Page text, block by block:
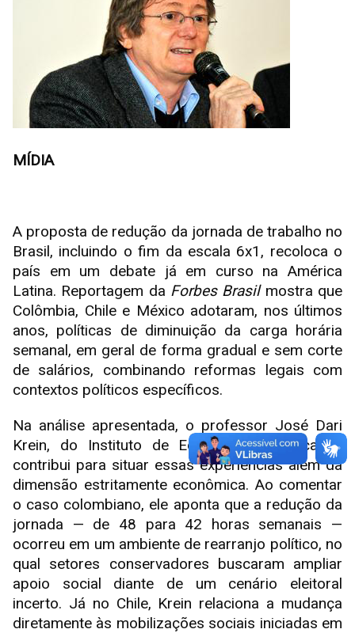
MÍDIA
A proposta de redução da jornada de trabalho no
Brasil, incluindo o fim da escala 6x1, recoloca o
país em um debate já em curso na América
Latina. Reportagem da Forbes Brasilmostra que
Colômbia, Chile e México adotaram, nos últimos
anos, políticas de diminuição da carga horária
semanal, em geral de forma gradual e sem corte
de salários, combinando reformas legais com
contextos políticos específicos.
Na análise apresentada, o professor José Dari
Krein, do Instituto de Economia da Unicamp,
contribui para situar essas experiências além da
dimensão estritamente econômica. Ao comentar
o caso colombiano, ele aponta que a redução da
jornada — de 48 para 42 horas semanais —
ocorreu em um ambiente de rearranjo político, no
qual setores conservadores buscaram ampliar
apoio social diante de um cenário eleitoral
incerto. Já no Chile, Krein relaciona a mudança
diretamente às mobilizações sociais iniciadas em